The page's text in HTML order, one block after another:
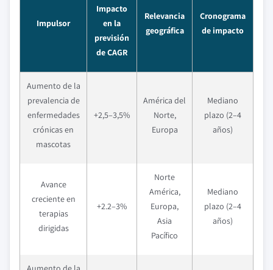
Impulsor
Impacto
en la
previsión
de CAGR
Relevancia
geográfica
Cronograma
de impacto
Aumento de la
prevalencia de
enfermedades
crónicas en
mascotas
+2,5–3,5%
América del
Norte,
Europa
Mediano
plazo (2–4
años)
Avance
creciente en
terapias
dirigidas
+2.2–3%
Norte
América,
Europa,
Asia
Pacífico
Mediano
plazo (2–4
años)